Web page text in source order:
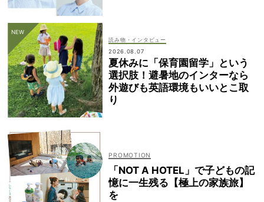
読み物・インタビュー
2026.08.07
夏休みに「保育園留学」という
選択肢！避暑地のインターなら
外遊びも英語環境もいいとこ取
り
「NOT A HOTEL」で子どもの記
憶に一生残る【極上の家族旅】
を